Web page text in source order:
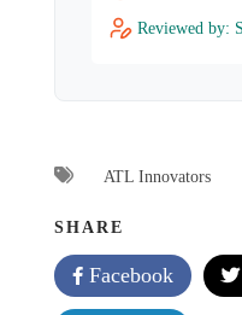
Reviewed by:
ATL Innovators
SHARE
Facebook